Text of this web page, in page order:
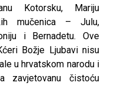
Kotorsku, Mariju
mučenica – Julu,
i Bernadetu. Ove
Božje Ljubavi nisu
u hrvatskom narodu i
zavjetovanu čistoću